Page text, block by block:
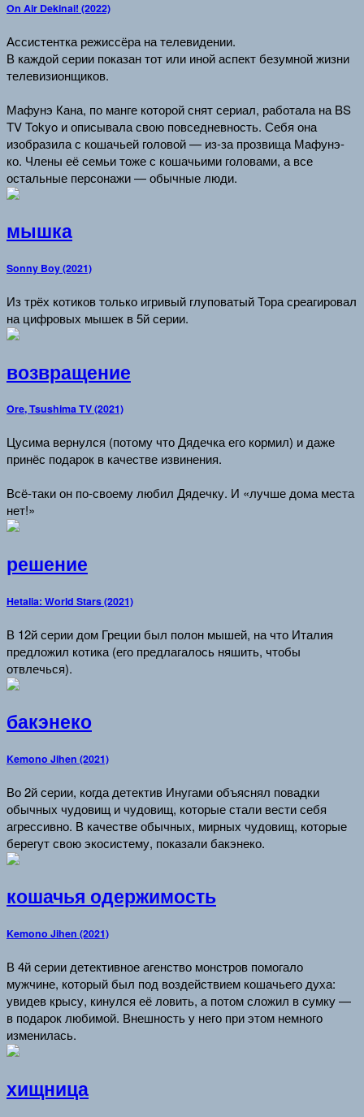
On Air Dekinai! (2022)
Ассистентка режиссёра на телевидении.
В каждой серии показан тот или иной аспект безумной жизни
телевизионщиков.
Мафунэ Кана, по манге которой снят сериал, работала на BS
TV Tokyo и описывала свою повседневность. Себя она
изобразила с кошачьей головой — из-за прозвища Мафунэ-
ко. Члены её семьи тоже с кошачьими головами, а все
остальные персонажи — обычные люди.
мышка
Sonny Boy (2021)
Из трёх котиков только игривый глуповатый Тора среагировал
на цифровых мышек в 5й серии.
возвращение
Ore, Tsushima TV (2021)
Цусима вернулся (потому что Дядечка его кормил) и даже
принёс подарок в качестве извинения.
Всё-таки он по-своему любил Дядечку. И «лучше дома места
нет!»
решение
Hetalia: World Stars (2021)
В 12й серии дом Греции был полон мышей, на что Италия
предложил котика (его предлагалось няшить, чтобы
отвлечься).
бакэнеко
Kemono Jihen (2021)
Во 2й серии, когда детектив Инугами объяснял повадки
обычных чудовищ и чудовищ, которые стали вести себя
агрессивно. В качестве обычных, мирных чудовищ, которые
берегут свою экосистему, показали бакэнеко.
кошачья одержимость
Kemono Jihen (2021)
В 4й серии детективное агенство монстров помогало
мужчине, который был под воздействием кошачьего духа:
увидев крысу, кинулся её ловить, а потом сложил в сумку —
в подарок любимой. Внешность у него при этом немного
изменилась.
хищница